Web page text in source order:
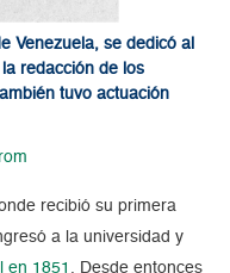
Venezuela, se dedicó al
redacción de los
tuvo actuación
recibió su primera
a la universidad y
en 1851 . Desde entonces